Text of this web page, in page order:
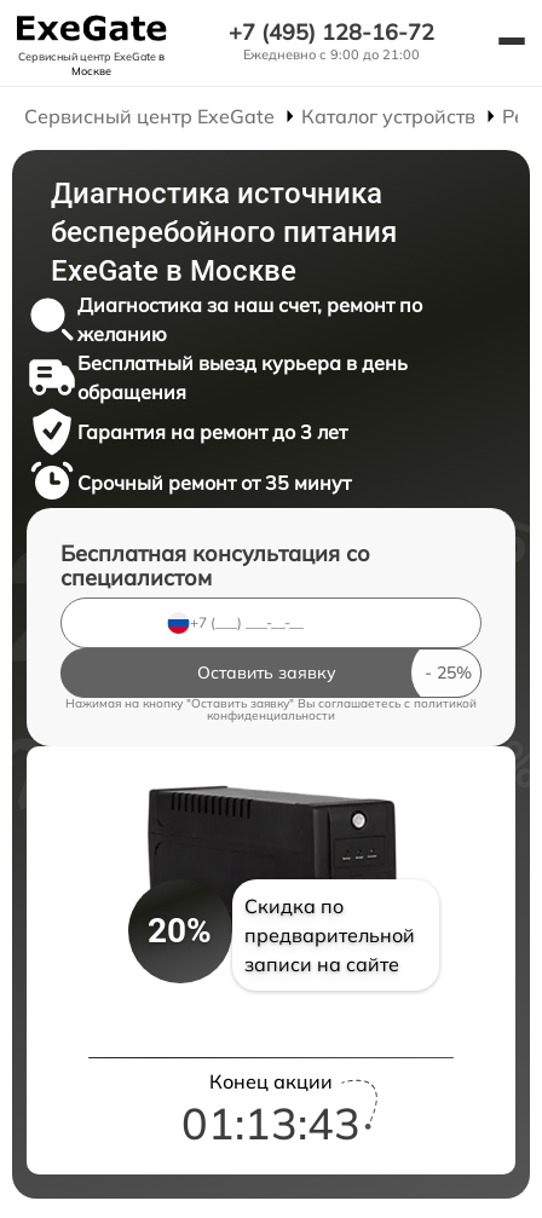
Сервисный центр ExeGateв
Москве
+7 (495) 128-16-72
Ежедневно с 9:00 до 21:00
Сервисный центр ExeGate Каталог устройств
Диагностика источника
бесперебойного питания
ExeGate в Москве
Диагностика за наш счет, ремонт по
желанию
Бесплатный выезд курьера в день
обращения
Гарантия на ремонт до 3 лет
Срочный ремонт от 35 минут
Бесплатная консультация со
специалистом
Оставить заявку
Нажимая на кнопку "Оставить заявку" Вы соглашаетесь cполитикой
конфиденциальности
20%
Скидка по
предварительной
записи на сайте
Конец акции
01:13:43